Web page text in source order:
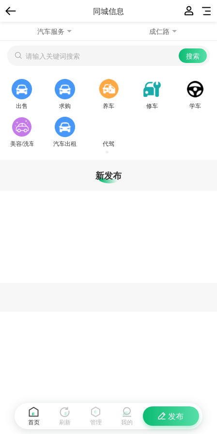
同城信息
汽车服务 成仁路
出售 求购 养车 修车 学车
美容/洗车 汽车出租 代驾
新发布
首页 刷新
发布
管理 我的